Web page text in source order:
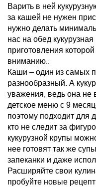
Варить в ней
за кашей не нужен
нужно делать
нас на обед
приготовления
вниманию..
Каши – один из самых
разнообразный. А
уважения, ведь она не
детское меню с 9
поэтому подходит для
кто не следит за
кукурузной крупы
нее готовят так же
запеканки и даже
Расширяйте свои
пробуйте новые